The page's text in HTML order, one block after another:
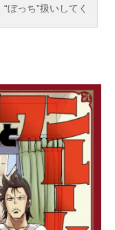
ぼっち”扱いしてく
毎日、宇崎ちゃ
はうんざりだけ
過ごす時間はなん
ーー。「ぼっちよ
対楽しいッス
、どこか憎めな
輩との青春ドタバタ
タート！作品名
い！放送形態TV
2020年7月10日
25日（金）TOKY